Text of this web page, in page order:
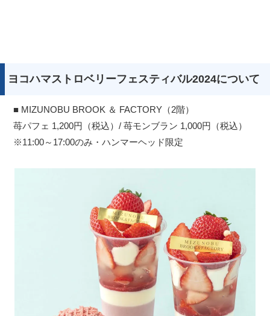
ヨコハマストロベリーフェスティバル2024について
■ MIZUNOBU BROOK ＆ FACTORY（2階）
苺パフェ 1,200円（税込）/ 苺モンブラン 1,000円（税込）
※11:00～17:00のみ・ハンマーヘッド限定